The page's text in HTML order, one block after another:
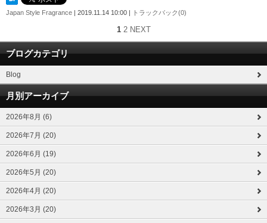
Japan Style Fragrance | 2019.11.14 10:00 | トラックバック(0)
1 2 NEXT
ブログカテゴリ
Blog
月別アーカイブ
2026年8月 (6)
2026年7月 (20)
2026年6月 (19)
2026年5月 (20)
2026年4月 (20)
2026年3月 (20)